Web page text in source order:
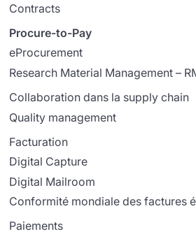
Contracts
Procure-to-Pay
eProcurement
Research Material Management –
Collaboration dans la supply chain
Quality management
Facturation
Digital Capture
Digital Mailroom
Conformité mondiale des factures
Paiements